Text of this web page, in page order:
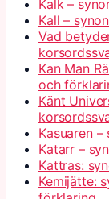
Kalk –
Kall –
Vad
Kan Man
och
Känt
Kasuaren
Katarr –
Kattras:
Kemijätte: